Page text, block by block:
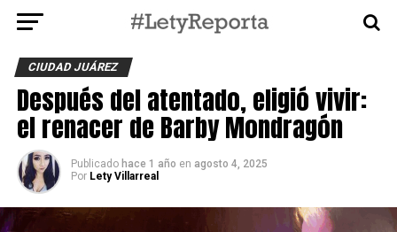
CIUDAD JUÁREZ
Después del atentado, eligió vivir:
el renacer de Barby Mondragón
Publicado hace 1 año en agosto 4, 2025
Por Lety Villarreal